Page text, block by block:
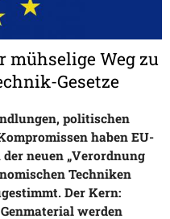
mühselige Weg zu
Gesetze
politischen
haben EU-
neuen „Verordnung
Techniken
Der Kern:
werden